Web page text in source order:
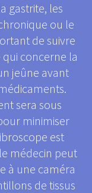
gastrite, les
ou le
de suivre
concerne la
jeûne avant
sera sous
minimiser
est
médecin peut
à une caméra
de tissus